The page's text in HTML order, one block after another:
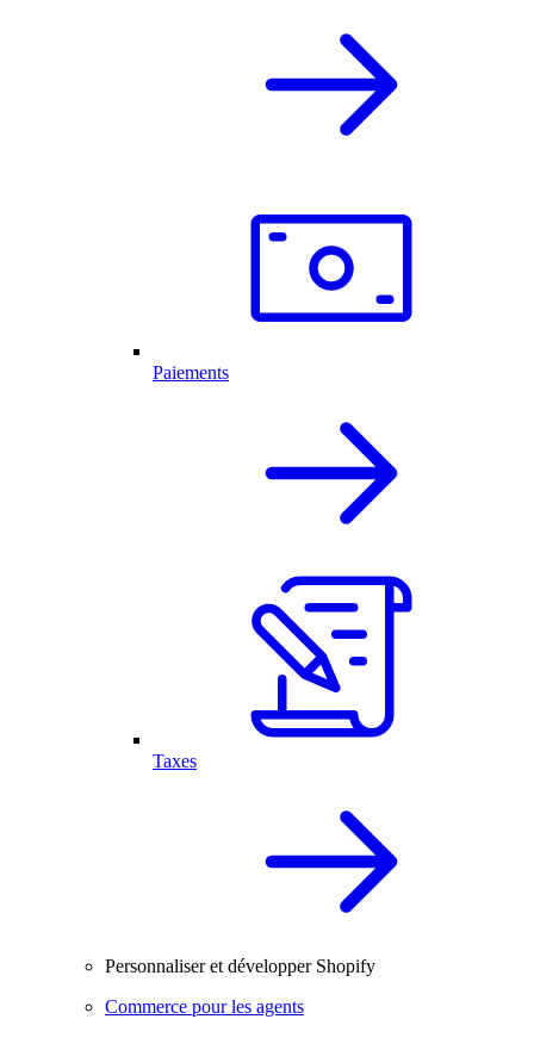
Paiements
Taxes
Personnaliser et développer Shopify
Commerce pour les agents